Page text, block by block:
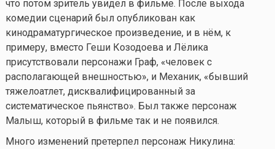
что потом зритель увидел в фильме. После выхода
комедии сценарий был опубликован как
кинодраматургическое произведение, и в нём, к
примеру, вместо Геши Козодоева и Лёлика
присутствовали персонажи Граф, «человек с
располагающей внешностью», и Механик, «бывший
тяжелоатлет, дисквалифицированный за
систематическое пьянство». Был также персонаж
Малыш, который в фильме так и не появился.
Много изменений претерпел персонаж Никулина: